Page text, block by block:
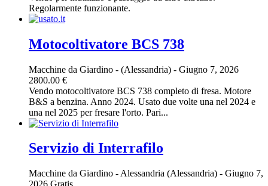
Regolarmente funzionante.
Motocoltivatore BCS 738
Macchine da Giardino - (Alessandria) - Giugno 7, 2026
2800.00 €
Vendo motocoltivatore BCS 738 completo di fresa. Motore
B&S a benzina. Anno 2024. Usato due volte una nel 2024 e
una nel 2025 per fresare l'orto. Pari...
Servizio di Interrafilo
Macchine da Giardino - Alessandria (Alessandria) - Giugno 7,